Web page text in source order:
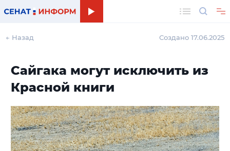
← Назад Создано 17.06.2025
Сайгака могут исключить из
Красной книги